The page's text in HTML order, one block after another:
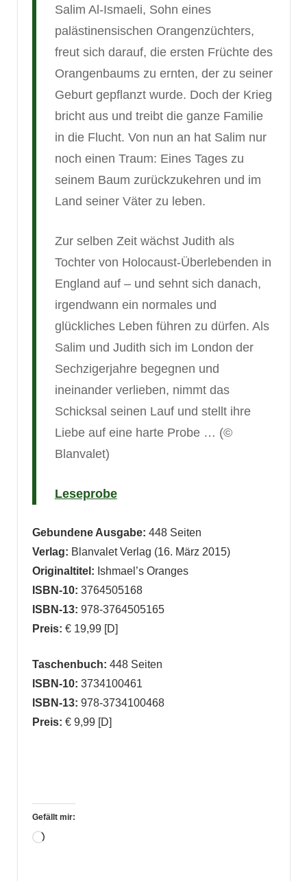
Salim Al-Ismaeli, Sohn eines
palästinensischen Orangenzüchters,
freut sich darauf, die ersten Früchte des
Orangenbaums zu ernten, der zu seiner
Geburt gepflanzt wurde. Doch der Krieg
bricht aus und treibt die ganze Familie
in die Flucht. Von nun an hat Salim nur
noch einen Traum: Eines Tages zu
seinem Baum zurückzukehren und im
Land seiner Väter zu leben.
Zur selben Zeit wächst Judith als
Tochter von Holocaust-Überlebenden in
England auf – und sehnt sich danach,
irgendwann ein normales und
glückliches Leben führen zu dürfen. Als
Salim und Judith sich im London der
Sechzigerjahre begegnen und
ineinander verlieben, nimmt das
Schicksal seinen Lauf und stellt ihre
Liebe auf eine harte Probe … (©
Blanvalet)
Leseprobe
Gebundene Ausgabe: 448 Seiten
Verlag: Blanvalet Verlag (16. März 2015)
Originaltitel: Ishmael’s Oranges
ISBN-10: 3764505168
ISBN-13: 978-3764505165
Preis: € 19,99 [D]
Taschenbuch: 448 Seiten
ISBN-10: 3734100461
ISBN-13: 978-3734100468
Preis: € 9,99 [D]
Gefällt mir:
Wird